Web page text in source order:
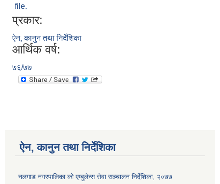
file.
प्रकार:
ऐन, कानुन तथा निर्देशिका
आर्थिक वर्ष:
७६/७७
ऐन, कानुन तथा निर्देशिका
नलगाड नगरपालिका को एम्बुलेन्स सेवा सञ्चालन निर्देशिका, २०७७